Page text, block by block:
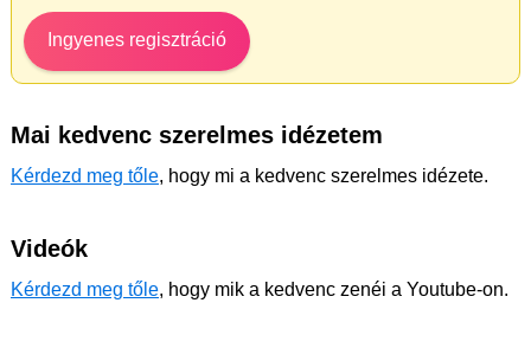
Ingyenes regisztráció
Mai kedvenc szerelmes idézetem
Kérdezd meg tőle, hogy mi a kedvenc szerelmes idézete.
Videók
Kérdezd meg tőle, hogy mik a kedvenc zenéi a Youtube-on.